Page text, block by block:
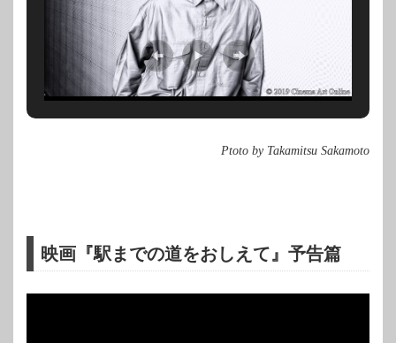
Ptoto by Takamitsu Sakamoto
映画『駅までの道をおしえて』予告篇